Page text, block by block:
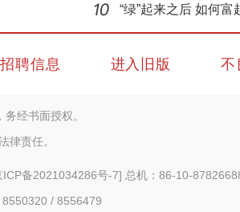
心
“绿”起来之后 如何富
招聘信息 进入旧版 不
经书面授权。
律责任。
ICP备2021034286号-7] 总机：86-10-
8550320 / 8556479